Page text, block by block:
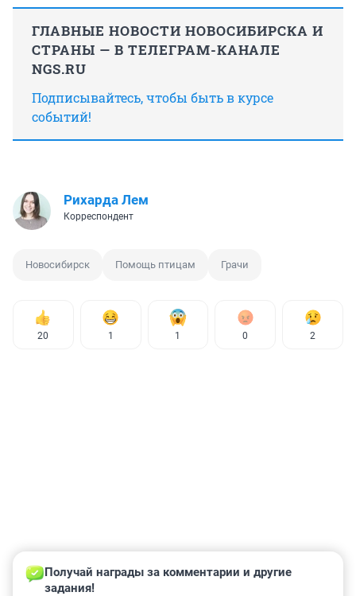
ГЛАВНЫЕ НОВОСТИ НОВОСИБИРСКА И
СТРАНЫ — В ТЕЛЕГРАМ-КАНАЛЕ
NGS.RU
Подписывайтесь, чтобы быть в курсе
событий!
Рихарда Лем
Корреспондент
Новосибирск Помощь птицам Грачи
20 1 1 0 2
Получай награды за комментарии и другие
задания!